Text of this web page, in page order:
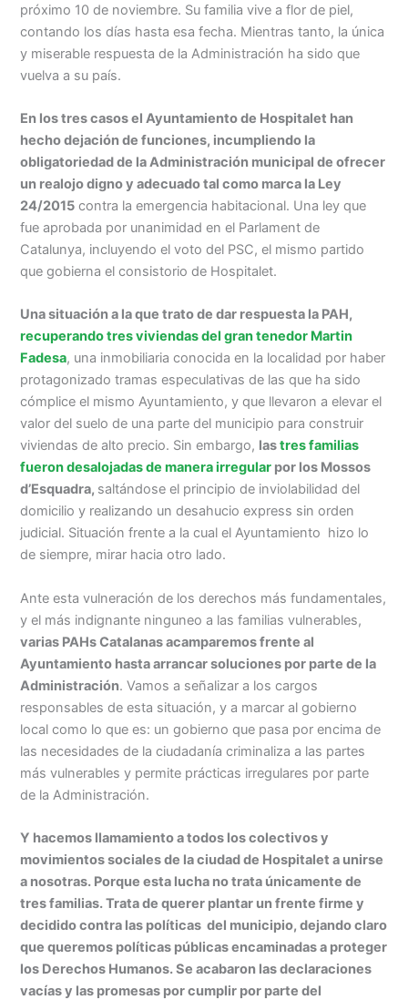
próximo 10 de noviembre. Su familia vive a flor de piel,
contando los días hasta esa fecha. Mientras tanto, la única
y miserable respuesta de la Administración ha sido que
vuelva a su país.
En los tres casos el Ayuntamiento de Hospitalet han
hecho dejación de funciones, incumpliendo la
obligatoriedad de la Administración municipal de ofrecer
un realojo digno y adecuado tal como marca la Ley
24/2015 contra la emergencia habitacional. Una ley que
fue aprobada por unanimidad en el Parlament de
Catalunya, incluyendo el voto del PSC, el mismo partido
que gobierna el consistorio de Hospitalet.
Una situación a la que trato de dar respuesta la PAH,
recuperando tres viviendas del gran tenedor Martin
Fadesa, una inmobiliaria conocida en la localidad por haber
protagonizado tramas especulativas de las que ha sido
cómplice el mismo Ayuntamiento, y que llevaron a elevar el
valor del suelo de una parte del municipio para construir
viviendas de alto precio. Sin embargo, lastres familias
fueron desalojadas de manera irregular por los Mossos
d’Esquadra, saltándose el principio de inviolabilidad del
domicilio y realizando un desahucio express sin orden
judicial. Situación frente a la cual el Ayuntamiento hizo lo
de siempre, mirar hacia otro lado.
Ante esta vulneración de los derechos más fundamentales,
y el más indignante ninguneo a las familias vulnerables,
varias PAHs Catalanas acamparemos frente al
Ayuntamiento hasta arrancar soluciones por parte de la
Administración. Vamos a señalizar a los cargos
responsables de esta situación, y a marcar al gobierno
local como lo que es: un gobierno que pasa por encima de
las necesidades de la ciudadanía criminaliza a las partes
más vulnerables y permite prácticas irregulares por parte
de la Administración.
Y hacemos llamamiento a todos los colectivos y
movimientos sociales de la ciudad de Hospitalet a unirse
a nosotras. Porque esta lucha no trata únicamente de
tres familias. Trata de querer plantar un frente firme y
decidido contra las políticas del municipio, dejando claro
que queremos políticas públicas encaminadas a proteger
los Derechos Humanos. Se acabaron las declaraciones
vacías y las promesas por cumplir por parte del